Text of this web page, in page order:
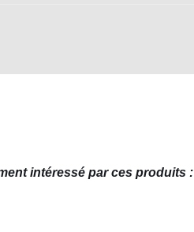
intéressé par ces produits :